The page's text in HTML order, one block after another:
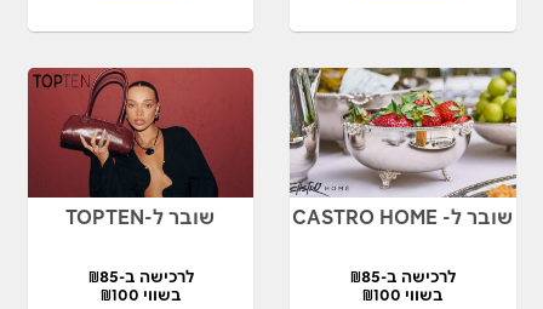
שובר ל- CASTRO HOME
לרכישה ב-₪85
בשווי ₪100
שובר ל-TOPTEN
לרכישה ב-₪85
בשווי ₪100